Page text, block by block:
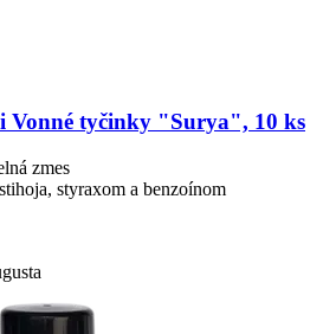
Vonné tyčinky "Surya", 10 ks
zmes
styraxom a benzoínom